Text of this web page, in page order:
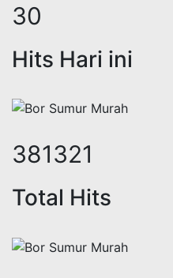
37
Hits Hari ini
466691
Total Hits